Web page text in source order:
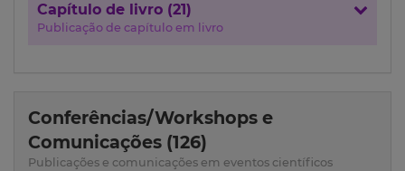
Capítulo de livro (21)
Publicação de capítulo em livro
Conferências/Workshops e
Comunicações (126)
Publicações e comunicações em eventos científicos